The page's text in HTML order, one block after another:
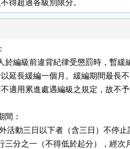
不得超過各級別限分。
於編級前違背紀律受懲罰時，暫緩
以延長緩編一個月。緩編期間最長
不適用累進處遇編級之規定，故不
間：
外活動三日以下者（含三日）不停
行三分之一（不得低於起分），經次